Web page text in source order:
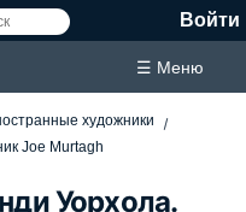
Войти
☰ Меню
художники
Joe Murtagh
Уорхола.